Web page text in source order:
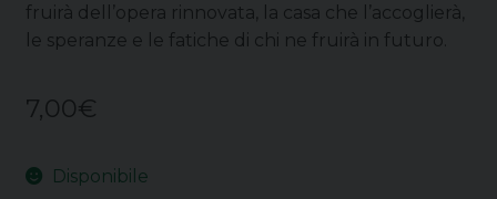
fruirà dell’opera rinnovata, la casa che l’accoglierà,
le speranze e le fatiche di chi ne fruirà in futuro.
7,00€
Disponibile